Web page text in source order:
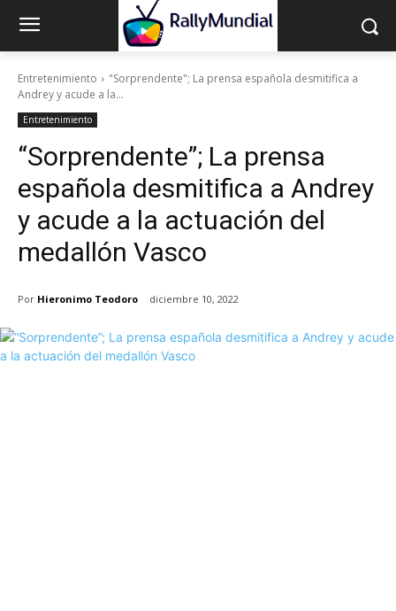
Entretenimiento
"Sorprendente"; La prensa española desmitifica a
Andrey y acude a la...
Entretenimiento
“Sorprendente”; La prensa
española desmitifica a Andrey
y acude a la actuación del
medallón Vasco
Por Hieronimo Teodoro diciembre 10, 2022